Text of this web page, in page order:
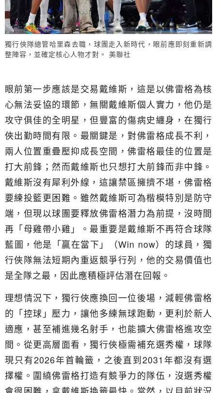
獨行俠隊總管哈里森去職，球團走入新時代，眼前應即刻重新調
整陣容，並確定核心人物才對。 美聯社
眼前第一步應該是交易戴維斯，這是以佛雷格為核
心無法妥協的環節，無關戴維斯個人實力，他仍是
攻守俱佳的全明星，但豐富的傷病史纏身，在獨行
俠出勤時間有限。最關鍵是，對佛雷格成長不利，
兩人位置重疊壓抑成長空間，佛雷格最佳的位置是
打大前鋒；然而戴維斯也只想打大前鋒而非中鋒。
戴維斯沒有犀利外線，這讓禁區擁擠不堪，佛雷格
要練投籃更困難。雖然戴維斯可為楷模特別是防守
端，但現以球團要釋放佛雷格潛力為前提，沒時間
再「母雞帶小雞」。最重要是戴維斯不再符合球隊
藍圖，他是「贏在當下」（Win now）的球員，獨
行俠隊無法短期內重返競爭行列，他的交易價值也
是全隊之最，因此應積極評估潛在回報。
理想情況下，獨行俠應換回一位後場，減輕佛雷格
的「控球」壓力，讓他多練無球跑動，更利於新人
適應，甚至補進幾名射手，也能擴大佛雷格進攻空
間。從更高層面看，獨行俠極需補充選秀權，球隊
現只有2026年首輪籤，之後直到2031年都沒有選
擇權。圍繞佛雷格打造有競爭力的隊伍，沒選秀權
會很困難，拿戴維斯換籤最快。當然，以目前狀況